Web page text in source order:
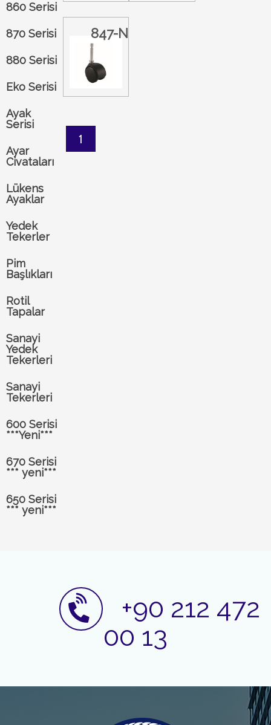
860 Serisi
870 Serisi
880 Serisi
Eko Serisi
Ayak
Serisi
Ayar
Civataları
Lükens
Ayaklar
Yedek
Tekerler
Pim
Başlıkları
Rotil
Tapalar
Sanayi
Yedek
Tekerleri
Sanayi
Tekerleri
600 Serisi
***Yeni***
670 Serisi
*** yeni***
650 Serisi
*** yeni***
847-N
1
+90 212 472
00 13